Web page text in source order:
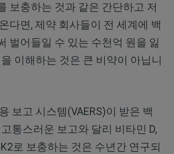
보충하는 것과 같은 간단하고 저
다면, 제약 회사들이 전 세계에 백
벌어들일 수 있는 수천억 원을 잃
이해하는 것은 큰 비약이 아닙니
보고 시스템(VAERS)이 받은 백
통스러운 보고와 달리 비타민 D,
로 보충하는 것은 수년간 연구되